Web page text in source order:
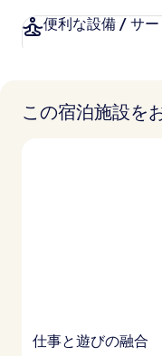
ミ
便利な設備 / サー
この宿泊施設を
仕事と遊びの融合